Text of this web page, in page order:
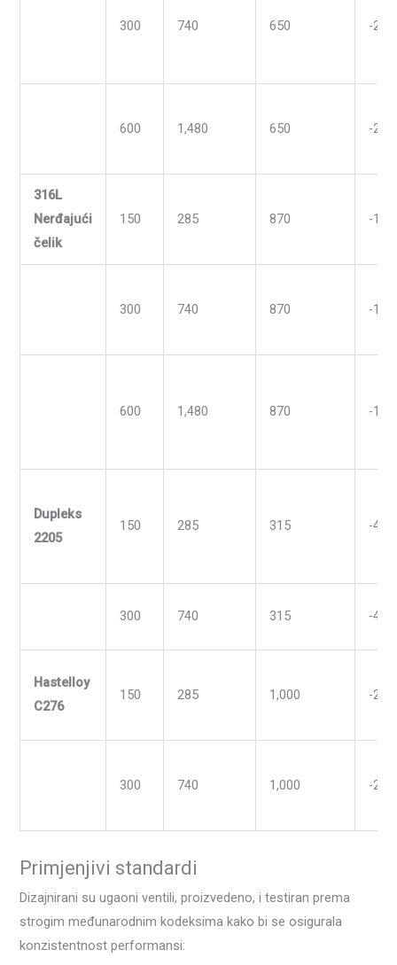
300 740 650 -29
600 1,480 650 -29
316L
Nerđajući
čelik
150 285 870 -196
300 740 870 -196
600 1,480 870 -196
Dupleks
2205
150 285 315 -40
300 740 315 -40
Hastelloy
C276
150 285 1,000 -270
300 740 1,000 -270
Primjenjivi standardi
Dizajnirani su ugaoni ventili, proizvedeno, i testiran prema
strogim međunarodnim kodeksima kako bi se osigurala
konzistentnost performansi: